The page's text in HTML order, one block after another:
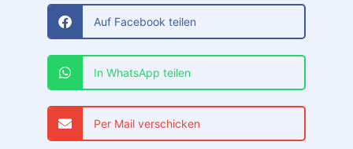
Auf Facebook teilen
In WhatsApp teilen
Per Mail verschicken